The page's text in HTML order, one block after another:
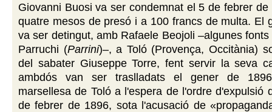
Giovanni Buosi va ser condemnat el 5 de febrer de
quatre mesos de presó i a 100 francs de multa. El
va ser detingut, amb Rafaele Beojoli –algunes
Parruchi (Parrini)–, a Toló (Provença, Occitània)
del sabater Giuseppe Torre, fent servir la seva
ambdós van ser traslladats el gener de
marsellesa de Toló a l'espera de l'ordre d'expulsió
de febrer de 1896, sota l'acusació de